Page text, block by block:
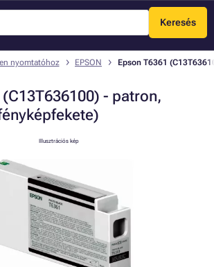
Keresés
Menü
nyomtatóhoz EPSON Epson T6361
- patron,
Illusztrációs kép